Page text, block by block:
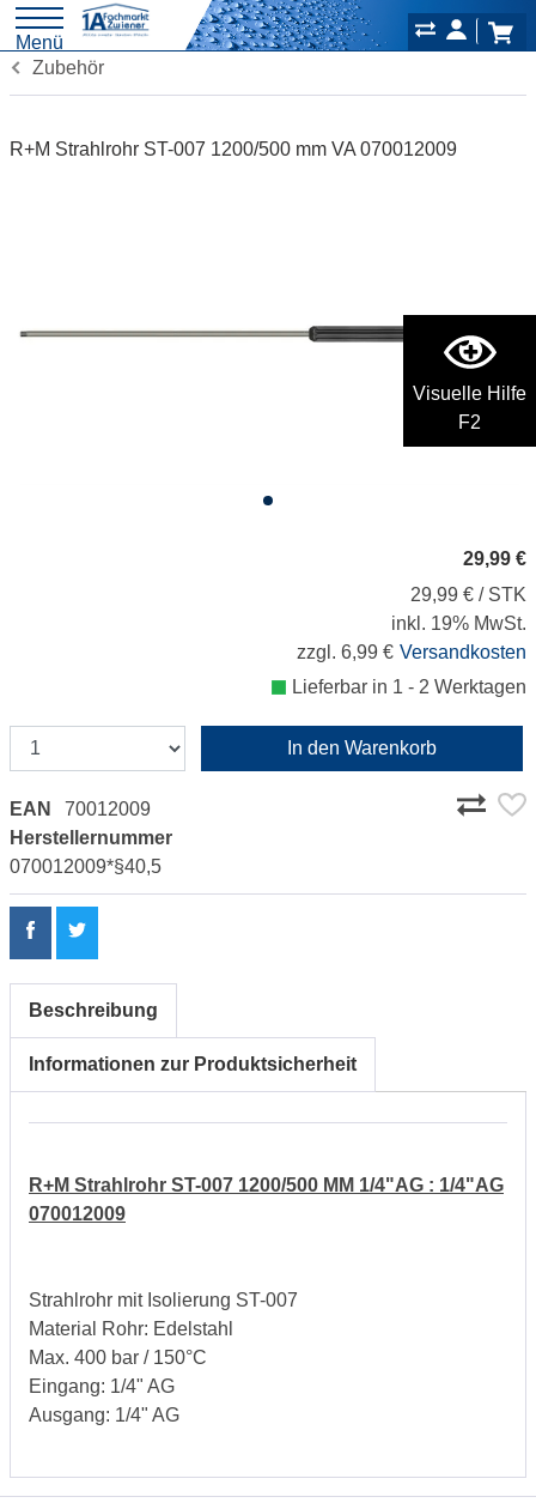
Visuelle Hilfe
F2
Menü
Zubehör
R+M Strahlrohr ST-007 1200/500 mm VA 070012009
29,99 €
29,99 € / STK
inkl. 19% MwSt.
zzgl. 6,99 € Versandkosten
Lieferbar in 1 - 2 Werktagen
In den Warenkorb
EAN
70012009
Herstellernummer
070012009*§40,5
Beschreibung
Informationen zur Produktsicherheit
R+M Strahlrohr ST-007 1200/500 MM 1/4"AG : 1/4"AG
070012009
Strahlrohr mit Isolierung ST-007
Material Rohr: Edelstahl
Max. 400 bar / 150°C
Eingang: 1/4" AG
Ausgang: 1/4" AG